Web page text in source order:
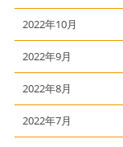
2022年10月
2022年9月
2022年8月
2022年7月